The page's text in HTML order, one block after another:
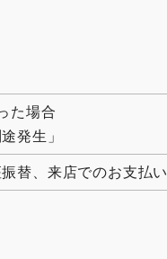
た場合
発生」
替、来店でのお支払い